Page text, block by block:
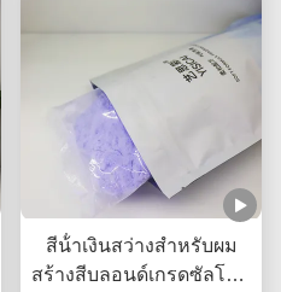
สีน้ําเงินสว่างสําหรับผม
สร้างสีบลอนด์เกรดซัลโอน